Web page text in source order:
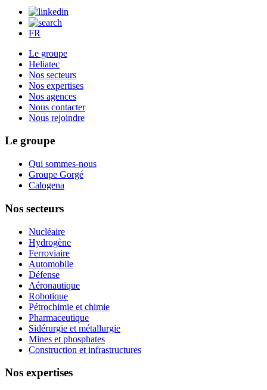
FR
Le groupe
Heliatec
Nos secteurs
Nos expertises
Nos agences
Nous contacter
Nous rejoindre
Le groupe
Qui sommes-nous
Groupe Gorgé
Calogena
Nos secteurs
Nucléaire
Hydrogène
Ferroviaire
Automobile
Défense
Aéronautique
Robotique
Pétrochimie et chimie
Pharmaceutique
Sidérurgie et métallurgie
Mines et phosphates
Construction et infrastructures
Nos expertises